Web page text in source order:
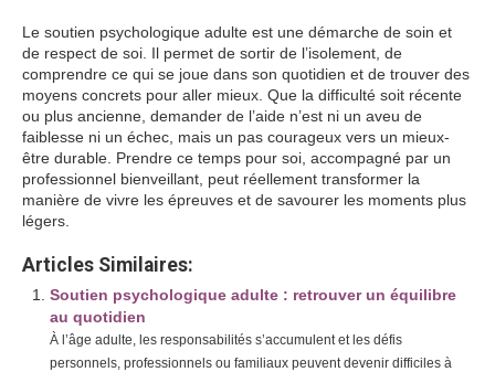
Le soutien psychologique adulte est une démarche de soin et
de respect de soi. Il permet de sortir de l’isolement, de
comprendre ce qui se joue dans son quotidien et de trouver des
moyens concrets pour aller mieux. Que la difficulté soit récente
ou plus ancienne, demander de l’aide n’est ni un aveu de
faiblesse ni un échec, mais un pas courageux vers un mieux-
être durable. Prendre ce temps pour soi, accompagné par un
professionnel bienveillant, peut réellement transformer la
manière de vivre les épreuves et de savourer les moments plus
légers.
Articles Similaires:
Soutien psychologique adulte : retrouver un équilibre
au quotidien
À l’âge adulte, les responsabilités s’accumulent et les défis
personnels, professionnels ou familiaux peuvent devenir difficiles à